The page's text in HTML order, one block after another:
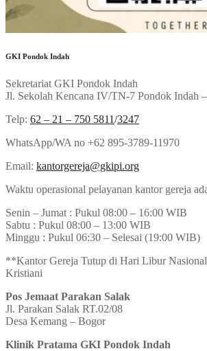
GKI Pondok Indah
Sekretariat GKI Pondok Indah
Jl. Sekolah Kencana IV/TN-7 Pondok Indah
Telp: 62 – 21 – 750 5811/3247
WhatsApp/WA no +62 895-3789-11970
Email: kantorgereja@gkipi.org
Waktu operasional pelayanan kantor gereja
Senin – Jumat : Pukul 08:00 – 16:00 WIB
Sabtu : Pukul 08:00 – 13:00 WIB
Minggu : Pukul 06:30 – Selesai (19:00 WIB)
**Kantor Gereja Tutup di Hari Libur
Kristiani
Pos Jemaat Parakan Salak
Jl. Parakan Salak RT.02/08
Desa Kemang – Bogor
Klinik Pratama GKI Pondok Indah